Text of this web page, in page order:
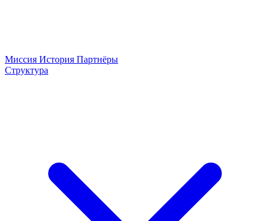
Миссия История Партнёры
Структура